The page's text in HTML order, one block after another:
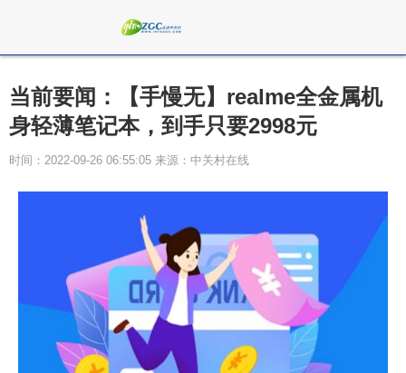
当前要闻：【手慢无】realme全金属机
身轻薄笔记本，到手只要2998元
时间：2022-09-26 06:55:05 来源：中关村在线